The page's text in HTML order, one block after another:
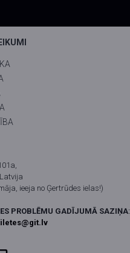
ieeja no Ģertrūdes ielas!)
PROBLĒMU GADĪJUMĀ SAZIŅA: